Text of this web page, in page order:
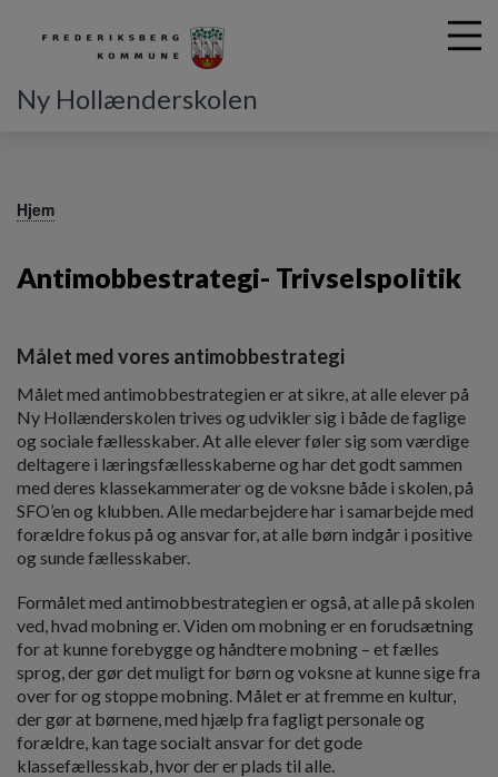
Ny Hollænderskolen
Hjem
Antimobbestrategi- Trivselspolitik
Målet med vores antimobbestrategi
Målet med antimobbestrategien er at sikre, at alle elever på
Ny Hollænderskolen trives og udvikler sig i både de faglige
og sociale fællesskaber. At alle elever føler sig som værdige
deltagere i læringsfællesskaberne og har det godt sammen
med deres klassekammerater og de voksne både i skolen, på
SFO’en og klubben. Alle medarbejdere har i samarbejde med
forældre fokus på og ansvar for, at alle børn indgår i positive
og sunde fællesskaber.
Formålet med antimobbestrategien er også, at alle på skolen
ved, hvad mobning er. Viden om mobning er en forudsætning
for at kunne forebygge og håndtere mobning – et fælles
sprog, der gør det muligt for børn og voksne at kunne sige fra
over for og stoppe mobning. Målet er at fremme en kultur,
der gør at børnene, med hjælp fra fagligt personale og
forældre, kan tage socialt ansvar for det gode
klassefællesskab, hvor der er plads til alle.